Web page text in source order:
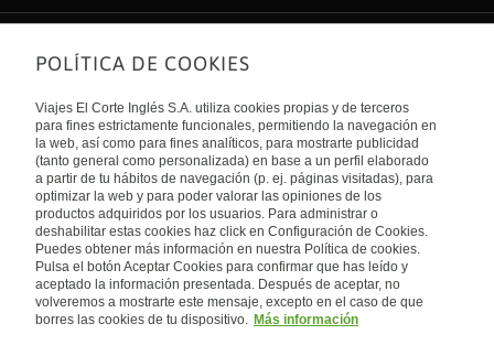
Sobre nosotros
Quiénes somos
Financiación
Sostenibilidad
Turismo accesible
Tarjeta El Corte Inglés
Trabaja con nosotros
El Corte Inglés
Canal Ético
Enlaces de interés
Guías de viaje
Catálogos
Auto check-in
Condiciones Generales
Política de privacidad
Política de cookies
Accesibilidad
Empresas/ Grupos
Internacional
España
Visita nuestro blog
Blog de Viajes el Corte inglés
POLÍTICA DE COOKIES
Viajes El Corte Inglés S.A. utiliza cookies propias y de terceros
para fines estrictamente funcionales, permitiendo la navegación en
la web, así como para fines analíticos, para mostrarte publicidad
(tanto general como personalizada) en base a un perfil elaborado
a partir de tu hábitos de navegación (p. ej. páginas visitadas), para
optimizar la web y para poder valorar las opiniones de los
productos adquiridos por los usuarios. Para administrar o
deshabilitar estas cookies haz click en Configuración de Cookies.
Puedes obtener más información en nuestra Política de cookies.
Pulsa el botón Aceptar Cookies para confirmar que has leído y
aceptado la información presentada. Después de aceptar, no
volveremos a mostrarte este mensaje, excepto en el caso de que
borres las cookies de tu dispositivo. Más información